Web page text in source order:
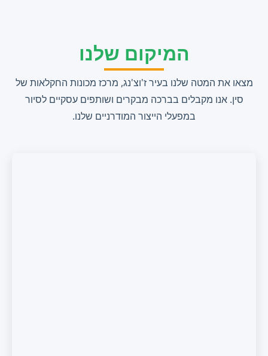
המיקום שלנו
מצאו את המטה שלנו בעיר ז'וצ'נג, מרכז מכונות החקלאות של
סין. אנו מקבלים בברכה מבקרים ושותפים עסקיים לסיור
במפעלי הייצור המודרניים שלנו.